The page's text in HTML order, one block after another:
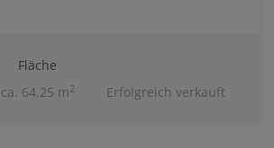
Fläche
ca. 64,25 m2 Erfolgreich verkauft